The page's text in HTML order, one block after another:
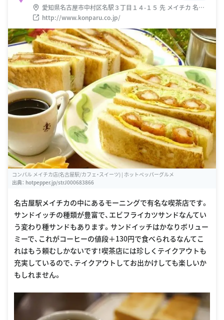
愛知県名古屋市中村区名駅３丁目１４-１５ 先 メイチカ 名駅
地下街
http://www.konparu.co.jp/
コンパル メイチカ店(名古屋駅/カフェ・スイーツ) | ホットペッパーグルメ
出典： hotpepper.jp/strJ000683866
名古屋駅メイチカの中にあるモーニングで有名な喫茶店です。
サンドイッチの種類が豊富で、エビフライカツサンドなんてい
う変わり種サンドもあります。サンドイッチはかなりボリュー
ミーで、これがコーヒーの値段＋130円で食べられるなんてこ
れはもう頼むしかないです！喫茶店には珍しくテイクアウトも
充実しているので、テイクアウトしてお出かけしても楽しいか
もしれません。